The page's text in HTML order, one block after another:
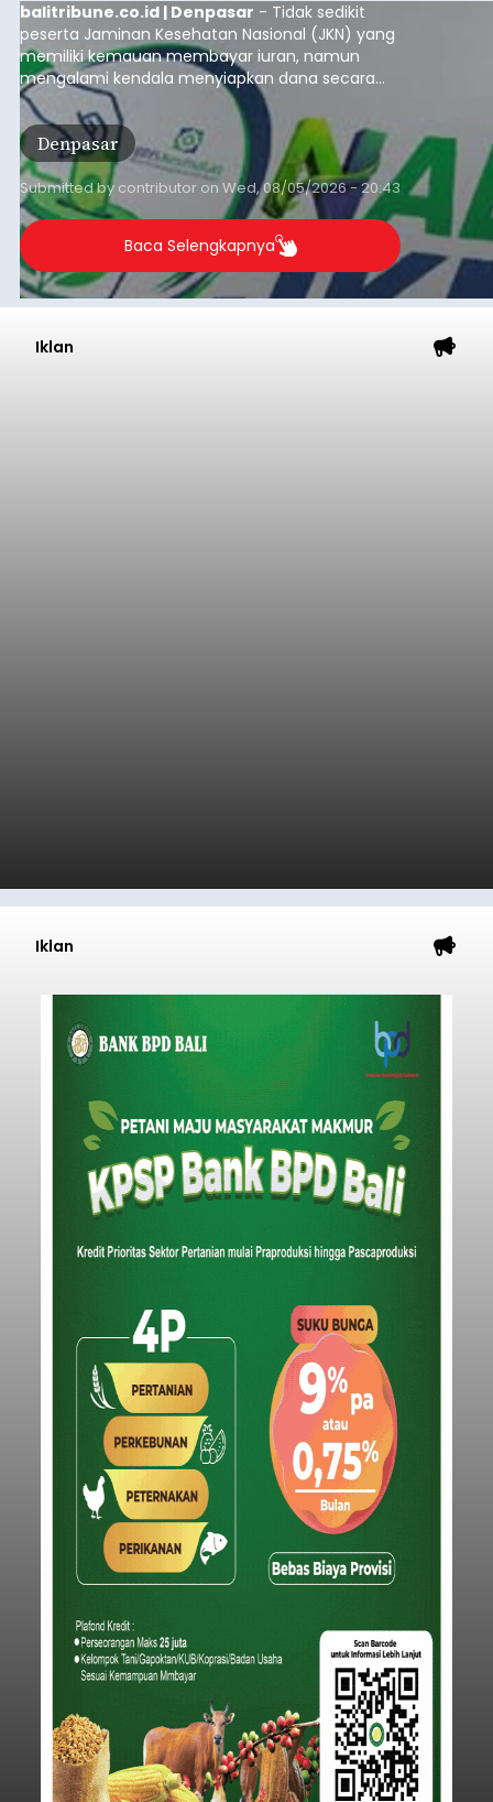
balitribune.co.id | Denpasar - Tidak sedikit
peserta Jaminan Kesehatan Nasional (JKN) yang
memiliki kemauan membayar iuran, namun
mengalami kendala menyiapkan dana secara
penuh saat jatuh tempo pembayaran iuran.
Kondisi ini terutama dialami oleh peserta
segmen Pekerja Bukan Penerima Upah (PBPU)
yang memiliki penghasilan tidak tetap.
Denpasar
Submitted by contributor on Wed, 08/05/2026 - 20:43
Baca Selengkapnya
Iklan
Iklan